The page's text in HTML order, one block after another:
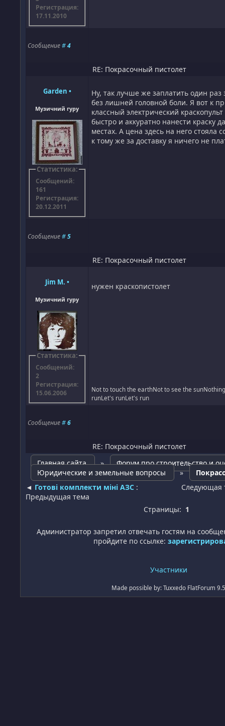
Регистрация:
17.11.2010
Сообщение#4
RE: Покрасочный пистолет
Garden •
Музичний гуру
Статистика:
Сообщений:
161
Регистрация:
20.12.2011
Ну, так лучше же заплатить один раз
без лишней головной боли. Я вот к
классный электрический
быстро и аккуратно нанести краску
местах. А цена здесь на него стояла
к тому же за доставку я ничего не
Сообщение#5
RE: Покрасочный пистолет
Jim M. •
Музичний гуру
Статистика:
Сообщений:
2
Регистрация:
15.06.2006
нужен краскопистолет
Not to touch the earthNot to see the
runLet's runLet's run
Сообщение#6
RE: Покрасочный пистолет
Главная сайта
»
Форум про строительство и
Юридические и земельные вопросы
»
◄ Готові комплекти міні АЗС :
Предыдущая тема
Следующая
Страницы: 1
Администратор запретил отвечать гостям на
пройдите по ссылке:
Участники
Made possible by: Tuxxedo FlatForum